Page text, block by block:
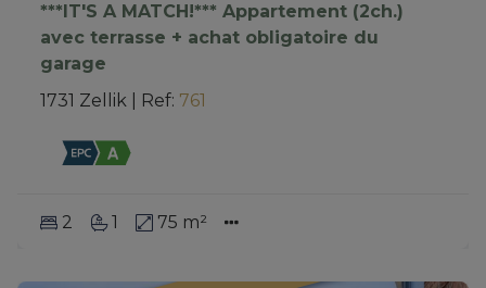
***IT'S A MATCH!*** Appartement (2ch.)
avec terrasse + achat obligatoire du
garage
1731 Zellik
Ref: 761
2 1 75 m²